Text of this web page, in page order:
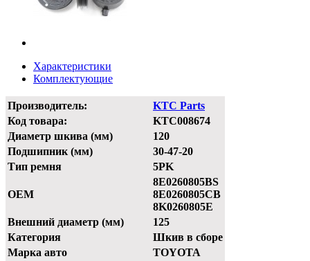
Характеристики
Комплектующие
Производитель:
KTC Parts
Код товара:
KTC008674
Диаметр шкива (мм)
120
Подшипник (мм)
30-47-20
Тип ремня
5PK
OEM
8E0260805BS
8E0260805CB
8K0260805E
Внешний диаметр (мм)
125
Категория
Шкив в сборе
Марка авто
TOYOTA